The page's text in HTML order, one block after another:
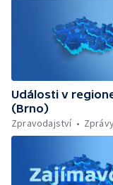
Události v
(Brno)
Zpravodajství